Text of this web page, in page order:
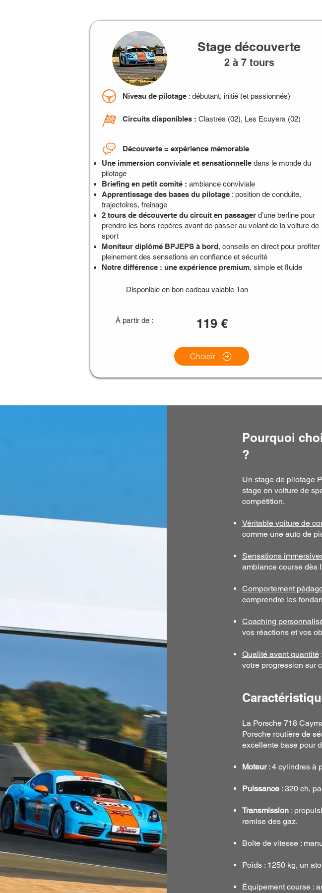
Stage découverte
2 à 7 tours
Niveau de pilotage : débutant, initié (et passionnés)
Circuits disponibles : Clastres (02), Les Ecuyers (02)
Découverte = expérience mémorable
Une immersion conviviale et sensationnelle dans le monde du
pilotage
Briefing en petit comité : ambiance conviviale
Apprentissage des bases du pilotage : position de conduite,
trajectoires, freinage
2 tours de découverte du circuit en passager d’une berline pour
prendre les bons repères avant de passer au volant de la voiture de
sport
Moniteur diplômé BPJEPS à bord, conseils en direct pour profiter
pleinement des sensations en confiance et sécurité
Notre différence : une expérience premium, simple et fluide
Disponible en bon cadeau valable 1an
À partir de : 119 €
Choisir
Pourquoi
?
Un stage de pilotage
stage en voiture de
compétition.
Véritable voiture de
comme une auto de
Sensations
ambiance course dès
Comportement
comprendre les
Coaching
vos réactions et vos
Qualité avant quantité
votre progression sur
La Porsche 718
Porsche routière de
excellente base pour
Moteur: 4 cylindres à
Puissance: 320 ch,
Transmission :
remise des gaz.
Boîte de vitesse :
Poids : 1250 kg, un
Équipement course :